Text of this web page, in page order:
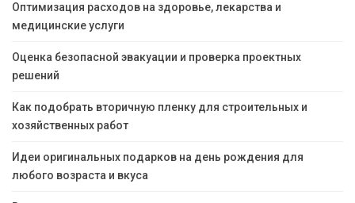
Оптимизация расходов на здоровье, лекарства и
медицинские услуги
Оценка безопасной эвакуации и проверка проектных
решений
Как подобрать вторичную пленку для строительных и
хозяйственных работ
Идеи оригинальных подарков на день рождения для
любого возраста и вкуса